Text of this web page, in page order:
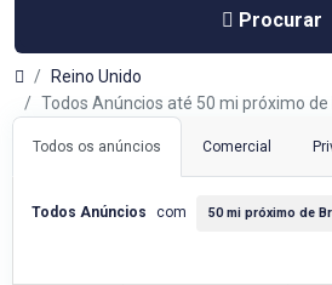
Procurar
Reino Unido
Todos Anúncios até 50 mi próximo
Todos os anúncios Comercial
Todos Anúncios com 50 mi próximo de